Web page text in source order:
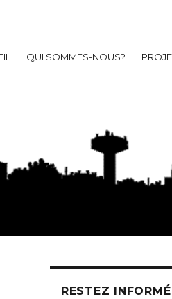
QUI SOMMES-NOUS?
RESTEZ INFORMÉ